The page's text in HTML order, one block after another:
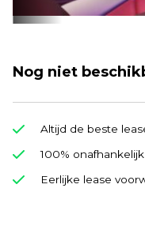
Nog niet
Altijd de beste
100%
Eerlijke lease